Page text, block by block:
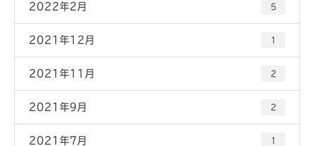
2022年2月 5
2021年12月 1
2021年11月 2
2021年9月 2
2021年7月 1